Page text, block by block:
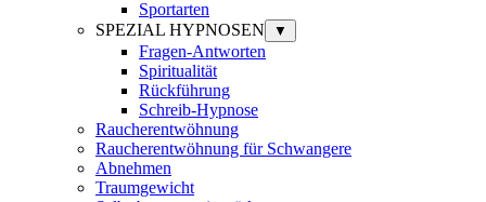
Sportarten
SPEZIAL HYPNOSEN
▼
Fragen-Antworten
Spiritualität
Rückführung
Schreib-Hypnose
Raucherentwöhnung
Raucherentwöhnung für Schwangere
Abnehmen
Traumgewicht